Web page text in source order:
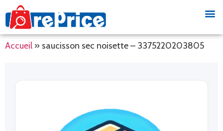
Accueil » saucisson sec noisette – 3375220203805